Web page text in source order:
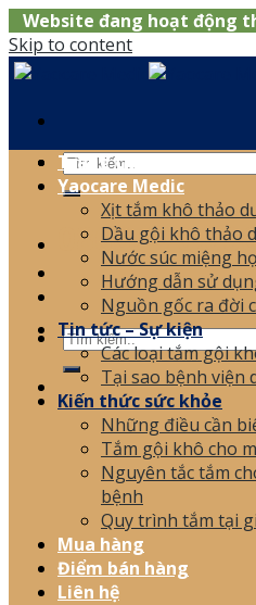
Website đang hoạt động
Skip to content
Trang chủ
Yaocare Medic
Xịt tắm khô thảo
Dầu gội khô thảo
Nước súc miệng
Hướng dẫn sử
Nguồn gốc ra đời
Tin tức – Sự kiện
Các loại tắm gội
Tại sao bệnh viện
Kiến thức sức khỏe
Những điều cần
Tắm gội khô cho
Nguyên tắc tắm
bệnh
Quy trình tắm tại
Mua hàng
Điểm bán hàng
Liên hệ